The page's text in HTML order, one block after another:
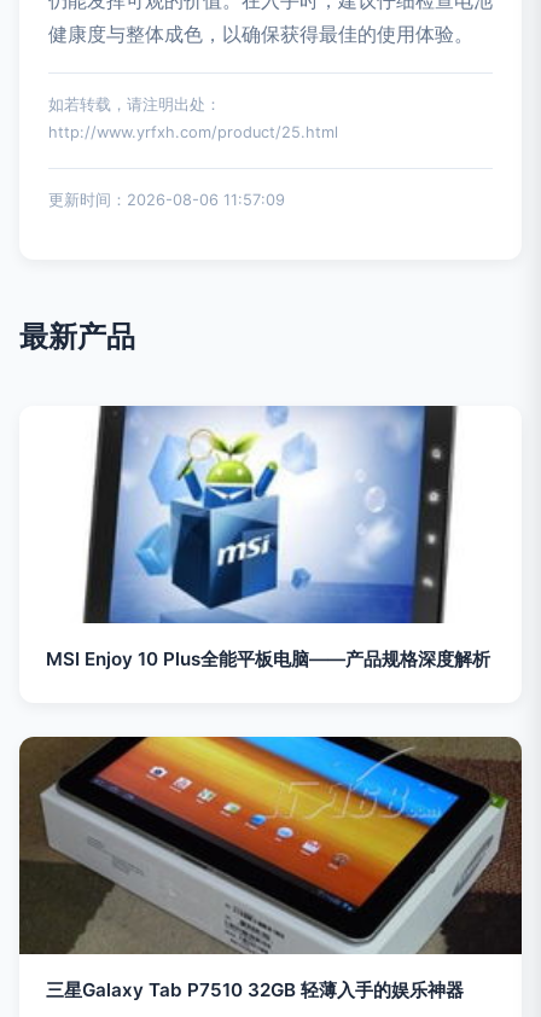
健康度与整体成色，以确保获得最佳的使用体验。
如若转载，请注明出处：
http://www.yrfxh.com/product/25.html
更新时间：2026-08-06 11:57:09
最新产品
MSI Enjoy 10 Plus全能平板电脑——产品规格深度解析
三星Galaxy Tab P7510 32GB 轻薄入手的娱乐神器